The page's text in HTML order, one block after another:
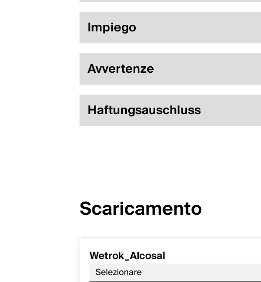
Impiego
Avvertenze
Haftungsauschluss
Scaricamento
Wetrok_Alcosal
Selezionare